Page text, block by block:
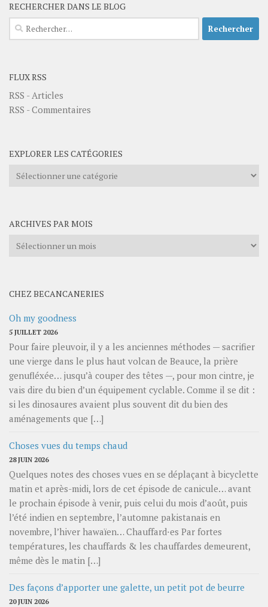
RECHERCHER DANS LE BLOG
Rechercher :
FLUX RSS
RSS - Articles
RSS - Commentaires
EXPLORER LES CATÉGORIES
Explorer
ARCHIVES PAR MOIS
Archives
CHEZ BECANCANERIES
Oh my goodness
5 JUILLET 2026
Pour faire pleuvoir, il y a les anciennes méthodes — sacrifier
une vierge dans le plus haut volcan de Beauce, la prière
genufléxée… jusqu’à couper des têtes —, pour mon cintre, je
vais dire du bien d’un équipement cyclable. Comme il se dit :
si les dinosaures avaient plus souvent dit du bien des
aménagements que […]
Choses vues du temps chaud
28 JUIN 2026
Quelques notes des choses vues en se déplaçant à bicyclette
matin et après-midi, lors de cet épisode de canicule… avant
le prochain épisode à venir, puis celui du mois d’août, puis
l’été indien en septembre, l’automne pakistanais en
novembre, l’hiver hawaïen… Chauffard⋅es Par fortes
températures, les chauffards & les chauffardes demeurent,
même dès le matin […]
Des façons d’apporter une galette, un petit pot de beurre
20 JUIN 2026